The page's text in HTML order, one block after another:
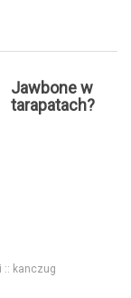
Jawbone w
tarapatach?
:: kanczug